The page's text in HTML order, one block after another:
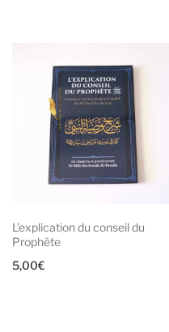
L’explication du conseil du
Prophète
5,00€